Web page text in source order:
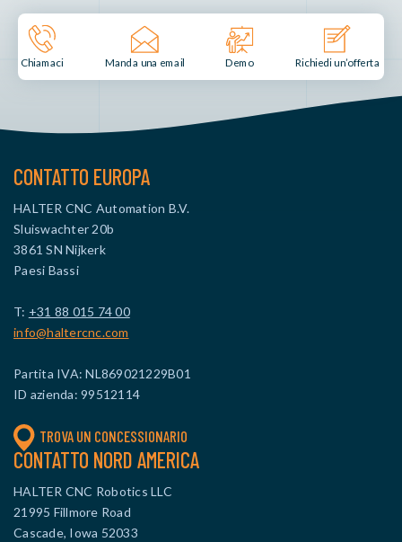
Chiamaci Manda una email Demo Richiedi un’offerta
CONTATTO EUROPA
HALTER CNC Automation B.V.
Sluiswachter 20b
3861 SN Nijkerk
Paesi Bassi
T: +31 88 015 74 00
info@haltercnc.com
Partita IVA: NL869021229B01
ID azienda: 99512114
TROVA UN CONCESSIONARIO
CONTATTO NORD AMERICA
HALTER CNC Robotics LLC
21995 Fillmore Road
Cascade, Iowa 52033